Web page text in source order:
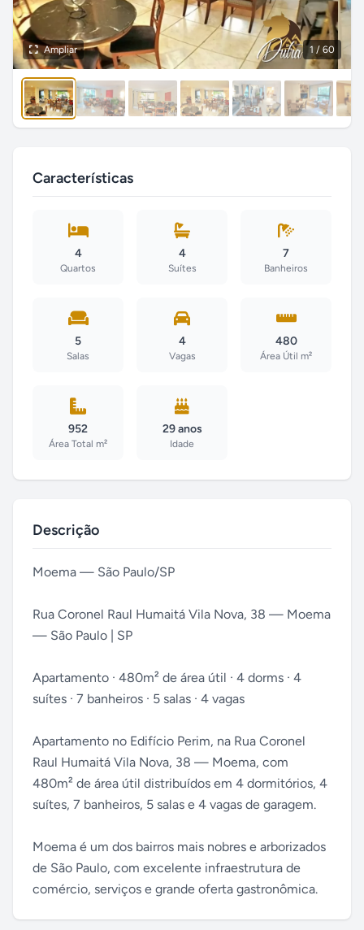
1 / 60
Ampliar
Características
4
Quartos
4
Suítes
7
Banheiros
5
Salas
4
Vagas
480
Área Útil m²
952
Área Total m²
29 anos
Idade
Descrição
Moema — São Paulo/SP
Rua Coronel Raul Humaitá Vila Nova, 38 — Moema
— São Paulo | SP
Apartamento · 480m² de área útil · 4 dorms · 4
suítes · 7 banheiros · 5 salas · 4 vagas
Apartamento no Edifício Perim, na Rua Coronel
Raul Humaitá Vila Nova, 38 — Moema, com
480m² de área útil distribuídos em 4 dormitórios, 4
suítes, 7 banheiros, 5 salas e 4 vagas de garagem.
Moema é um dos bairros mais nobres e arborizados
de São Paulo, com excelente infraestrutura de
comércio, serviços e grande oferta gastronômica.